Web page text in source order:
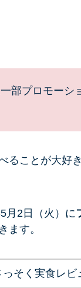
部プロモーシ
ることが大好
月2日（火）に
ます。
っそく実食レビ